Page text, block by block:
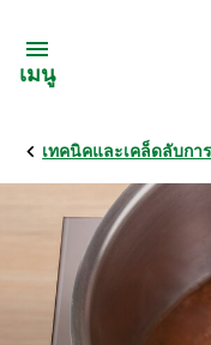
เมนู
กลับ
สูตรอาหาร
เมนูอาหารตามวัตถุดิ
เทคนิคและเคล็ดลับกา